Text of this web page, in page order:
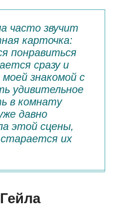
часто звучит
карточка:
понравиться
сразу и
знакомой с
удивительное
в комнату
давно
этой сцены,
их